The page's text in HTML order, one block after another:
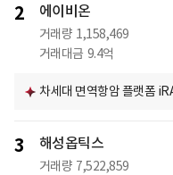
2 에이비온
거래량 1,158,469
거래대금 9.4억
차세대 면역항암 플랫폼
3 해성옵틱스
거래량 7,522,859